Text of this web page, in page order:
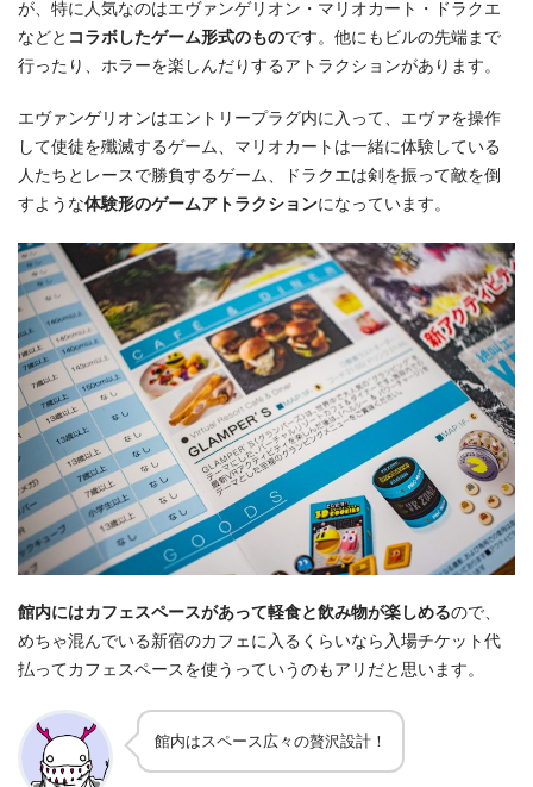
が、特に人気なのはエヴァンゲリオン・マリオカート・ドラクエ
などと コラボしたゲーム形式のものです。他にもビルの先端まで
行ったり、ホラーを楽しんだりするアトラクションがあります。
エヴァンゲリオンはエントリープラグ内に入って、エヴァを操作
して使徒を殲滅するゲーム、マリオカートは一緒に体験している
人たちとレースで勝負するゲーム、ドラクエは剣を振って敵を倒
すような体験形のゲームアトラクションになっています。
館内にはカフェスペースがあって軽食と飲み物が楽しめるので、
めちゃ混んでいる新宿のカフェに入るくらいなら入場チケット代
払ってカフェスペースを使うっていうのもアリだと思います。
館内はスペース広々の贅沢設計！